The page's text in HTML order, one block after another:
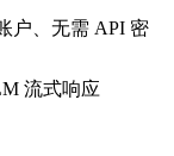
户、无需 API 密
流式响应